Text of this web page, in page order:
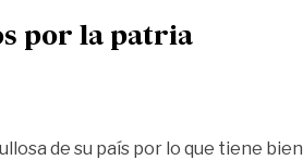
por la patria
de su país por lo que tiene bien